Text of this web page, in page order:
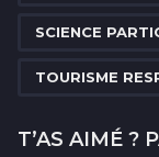
SCIENCE
TOURISME
T’AS AIMÉ ?